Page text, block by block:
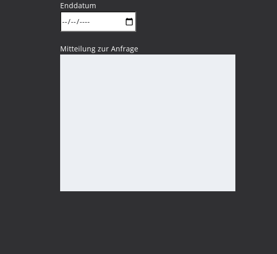
Enddatum
Mitteilung zur Anfrage